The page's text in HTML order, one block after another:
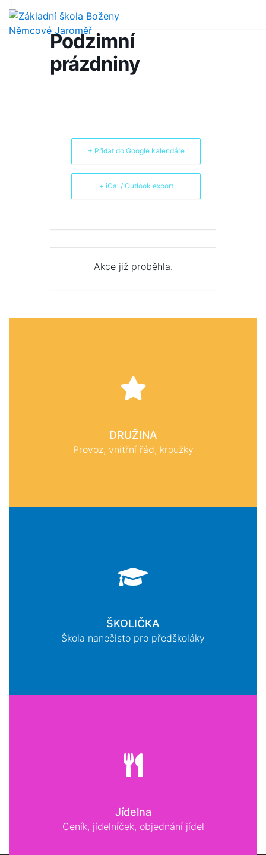
Podzimní
prázdniny
+ Přidat do Google kalendáře
+ iCal / Outlook export
Akce již proběhla.
DRUŽINA
Provoz, vnitřní řád, kroužky
ŠKOLIČKA
Škola nanečisto pro předškoláky
Jídelna
Ceník, jídelníček, objednání jídel